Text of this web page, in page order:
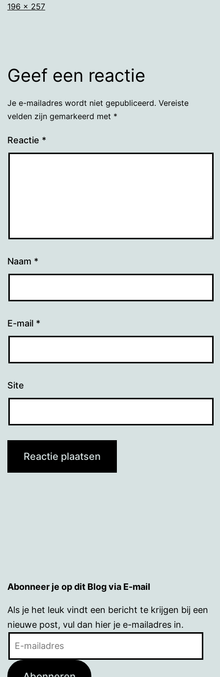
Volledige
196 × 257
Geef een reactie
Je e-mailadres wordt niet gepubliceerd. Vereiste
velden zijn gemarkeerd met *
Reactie *
Naam *
E-mail *
Site
Abonneer je op dit Blog via E-mail
Als je het leuk vindt een bericht te krijgen bij een
nieuwe post, vul dan hier je e-mailadres in.